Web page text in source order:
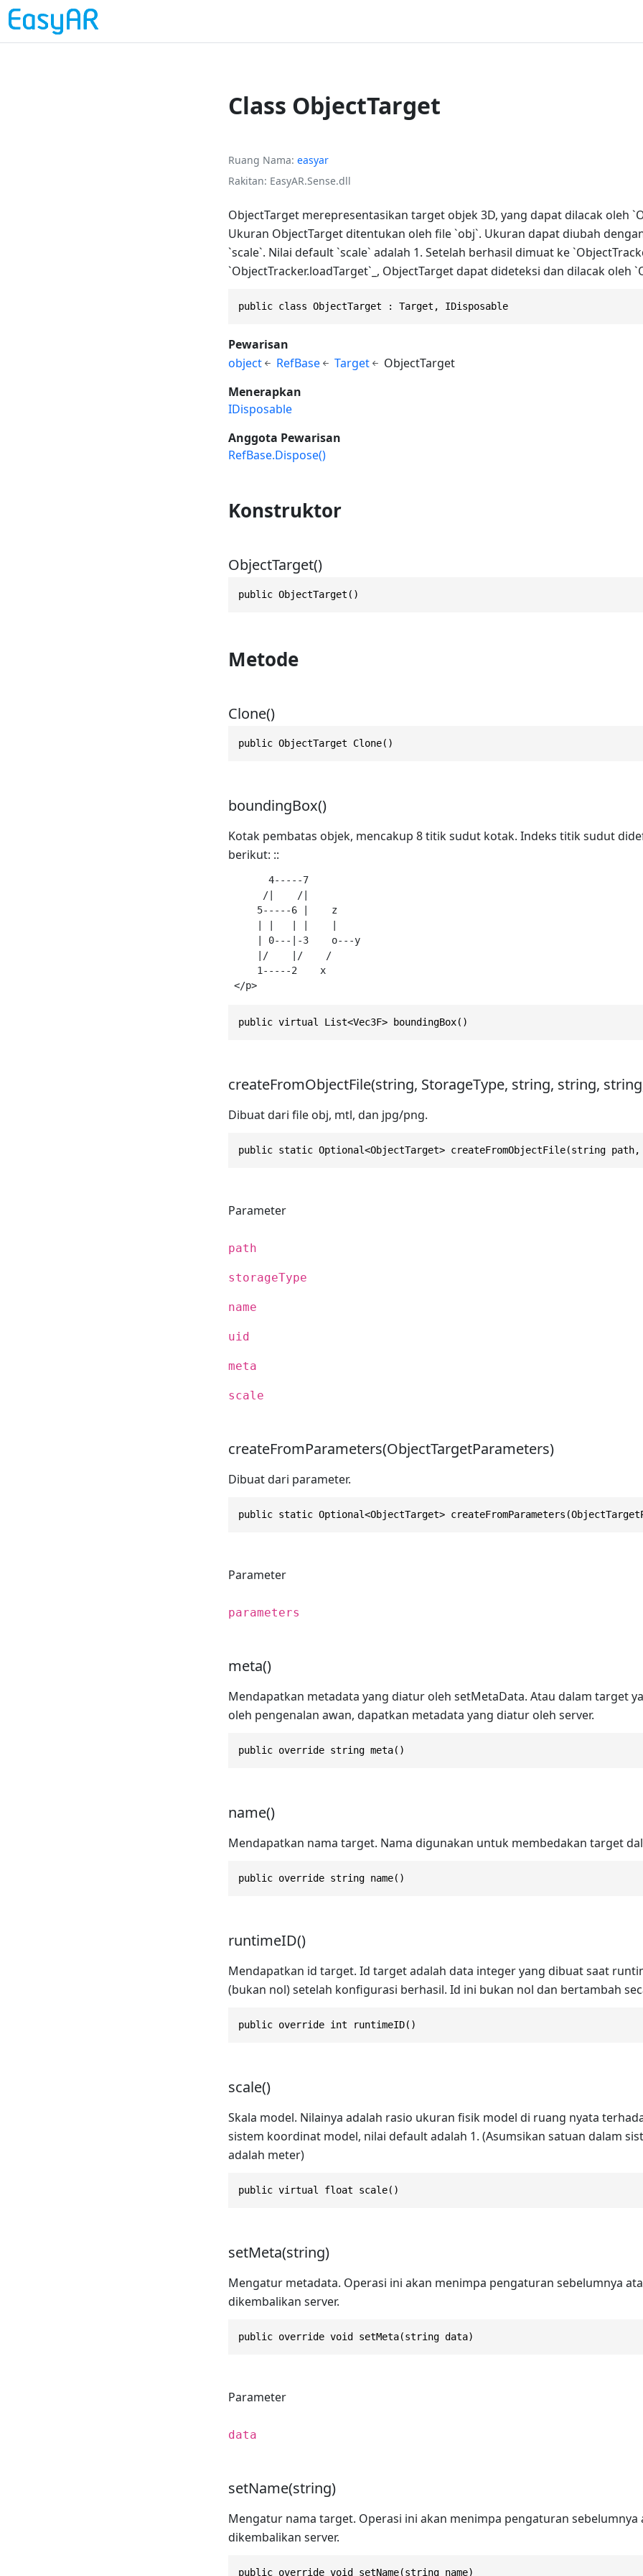
Class ObjectTarget
Ruang Nama easyar
Rakitan EasyAR.Sense.dll
ObjectTarget merepresentasikan target objek 3D, yang dapat dilacak oleh
Ukuran ObjectTarget ditentukan oleh file `obj`. Ukuran dapat diubah
`scale`. Nilai default `scale` adalah 1. Setelah berhasil dimuat ke
`ObjectTracker.loadTarget`_, ObjectTarget dapat dideteksi dan dilacak oleh
public class ObjectTarget : Target, IDisposable
Pewarisan
object
RefBase Target
ObjectTarget
Menerapkan
IDisposable
Anggota Pewarisan
RefBase.Dispose()
Konstruktor
ObjectTarget()
public ObjectTarget()
Metode
Clone()
public ObjectTarget Clone()
boundingBox()
Kotak pembatas objek, mencakup 8 titik sudut kotak. Indeks titik sudut
berikut: ::
       4-----7
      /|    /|
     5-----6 |    z
     | |   | |    |
     | 0---|-3    o---y
     |/    |/    /
     1-----2    x
</p>
public virtual List<Vec3F> boundingBox()
createFromObjectFile(string, StorageType, string, string,
Dibuat dari file obj, mtl, dan jpg/png.
public static Optional<ObjectTarget> createFromObjectFile(string
Parameter
path
storageType
name
uid
meta
scale
createFromParameters(ObjectTargetParameters)
Dibuat dari parameter.
public static Optional<ObjectTarget>
Parameter
parameters
meta()
Mendapatkan metadata yang diatur oleh setMetaData. Atau dalam target
oleh pengenalan awan, dapatkan metadata yang diatur oleh server.
public override string meta()
name()
Mendapatkan nama target. Nama digunakan untuk membedakan target
public override string name()
runtimeID()
Mendapatkan id target. Id target adalah data integer yang dibuat saat
(bukan nol) setelah konfigurasi berhasil. Id ini bukan nol dan bertambah
public override int runtimeID()
scale()
Skala model. Nilainya adalah rasio ukuran fisik model di ruang nyata
sistem koordinat model, nilai default adalah 1. (Asumsikan satuan dalam
adalah meter)
public virtual float scale()
setMeta(string)
Mengatur metadata. Operasi ini akan menimpa pengaturan sebelumnya
dikembalikan server.
public override void setMeta(string data)
Parameter
data
setName(string)
Mengatur nama target. Operasi ini akan menimpa pengaturan sebelumnya
dikembalikan server.
public override void setName(string name)